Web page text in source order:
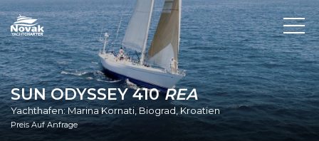
SUN ODYSSEY 410REA
Yachthafen: Marina Kornati, Biograd, Kroatien
Preis Auf Anfrage